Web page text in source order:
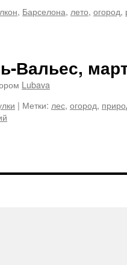
, Барселона, лето, огород,
Вальес,
Lubava
| Метки: лес, огород,